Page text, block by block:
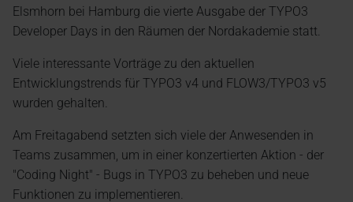
Elsmhorn bei Hamburg die vierte Ausgabe der TYPO3
Developer Days in den Räumen der Nordakademie statt.
Viele interessante Vorträge zu den aktuellen
Entwicklungstrends für TYPO3 v4 und FLOW3/TYPO3 v5
wurden gehalten.
Am Freitagabend setzten sich viele der Anwesenden in
Teams zusammen, um in einer konzertierten Aktion - der
"Coding Night" - Bugs in TYPO3 zu beheben und neue
Funktionen zu implementieren.